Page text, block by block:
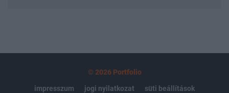
© 2026 Portfolio
impresszum
jogi nyilatkozat süti beállítások